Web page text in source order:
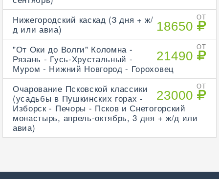
ОТ
18650
Нижегородский каскад (3 дня + ж/
д или авиа)
ОТ
21490
"От Оки до Волги" Коломна -
Рязань - Гусь-Хрустальный -
Муром - Нижний Новгород - Гороховец
ОТ
23000
Очарование Псковской классики
(усадьбы в Пушкинских горах -
Изборск - Печоры - Псков и Снетогорский
монастырь, апрель-октябрь, 3 дня + ж/д или
авиа)